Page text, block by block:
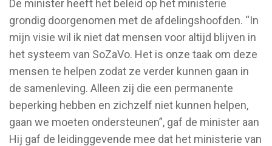
De minister heeft het beleid op het ministerie
grondig doorgenomen met de afdelingshoofden. “In
mijn visie wil ik niet dat mensen voor altijd blijven in
het systeem van SoZaVo. Het is onze taak om deze
mensen te helpen zodat ze verder kunnen gaan in
de samenleving. Alleen zij die een permanente
beperking hebben en zichzelf niet kunnen helpen,
gaan we moeten ondersteunen”, gaf de minister aan
Hij gaf de leidinggevende mee dat het ministerie van